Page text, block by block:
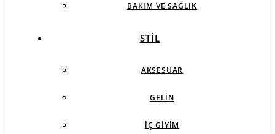
BAKIM VE SAĞLIK
STIL
AKSESUAR
GELIN
İÇ GIYIM